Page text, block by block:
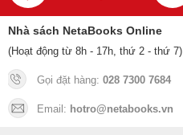
Nhà sách NetaBooks Online
(Hoạt động từ 8h - 17h, thứ 2 - thứ 7)
Gọi đặt hàng: 028 7300 7684
Email: hotro@netabooks.vn